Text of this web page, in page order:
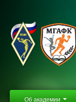
Об академии